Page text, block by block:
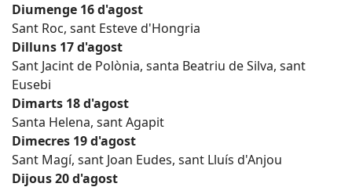
Diumenge 16 d'agost
Sant Roc, sant Esteve d'Hongria
Dilluns 17 d'agost
Sant Jacint de Polònia, santa Beatriu de Silva, sant
Eusebi
Dimarts 18 d'agost
Santa Helena, sant Agapit
Dimecres 19 d'agost
Sant Magí, sant Joan Eudes, sant Lluís d'Anjou
Dijous 20 d'agost